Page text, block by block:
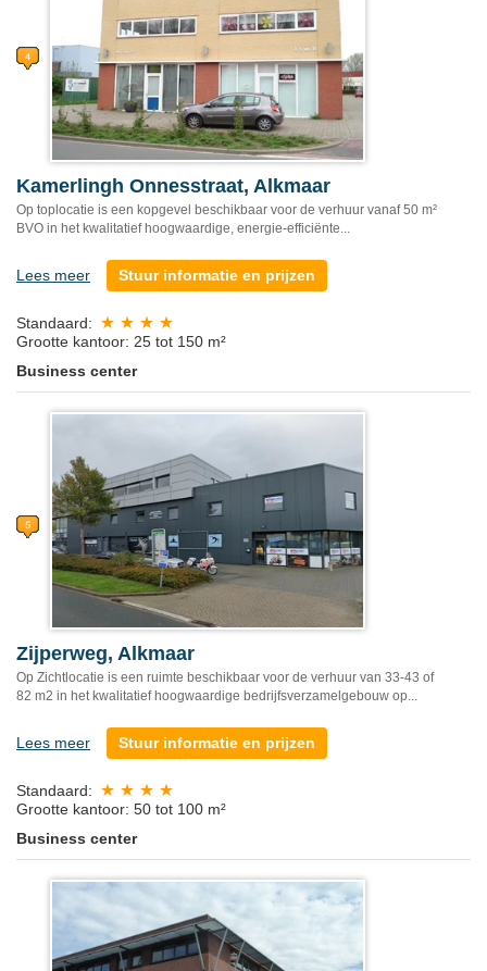
Kamerlingh Onnesstraat, Alkmaar
Op toplocatie is een kopgevel beschikbaar voor de verhuur vanaf 50 m²
BVO in het kwalitatief hoogwaardige, energie-efficiënte...
Lees meer Stuur informatie en prijzen
Standaard:
Grootte kantoor: 25 tot 150 m²
Business center
Zijperweg, Alkmaar
Op Zichtlocatie is een ruimte beschikbaar voor de verhuur van 33-43 of
82 m2 in het kwalitatief hoogwaardige bedrijfsverzamelgebouw op...
Lees meer Stuur informatie en prijzen
Standaard:
Grootte kantoor: 50 tot 100 m²
Business center